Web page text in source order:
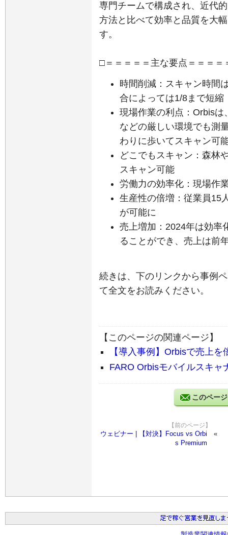
専門チームで構成され、近代
方法と比べて効率と品質を大
す。
□＝＝＝＝＝主な要点＝＝＝
時間削減：スキャン時間
合によっては1/8まで短縮
現場作業の利点：Orbis
などの厳しい環境でも測
わりに歩いてスキャン可
どこでもスキャン：森林
スキャン可能
労働力の効率化：現場作
生産性の倍増：従業員15
が可能に
売上増加：2024年は効率
ることができ、売上は前
続きは、下のリンクから事例
て全文をお読みください。
【このページの関連ページ】
【導入事例】Orbisで売上を
FARO Orbisモバイルスキ
このペー
【前のページ】
ウェビナー | 【対決】Focus vs Orbi
s Premium